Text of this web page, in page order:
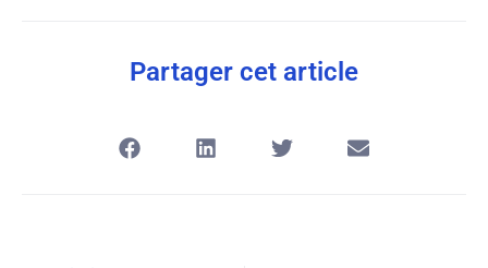
Partager cet article